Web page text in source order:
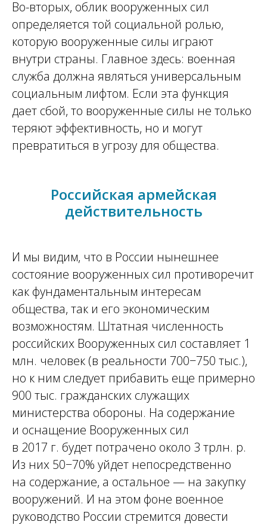
Во-вторых, облик вооруженных сил
определяется той социальной ролью,
которую вооруженные силы играют
внутри страны. Главное здесь: военная
служба должна являться универсальным
социальным лифтом. Если эта функция
дает сбой, то вооруженные силы не только
теряют эффективность, но и могут
превратиться в угрозу для общества.
Российская армейская
действительность
И мы видим, что в России нынешнее
состояние вооруженных сил противоречит
как фундаментальным интересам
общества, так и его экономическим
возможностям. Штатная численность
российских Вооруженных сил составляет 1
млн. человек (в реальности 700−750 тыс.),
но к ним следует прибавить еще примерно
900 тыс. гражданских служащих
министерства обороны. На содержание
и оснащение Вооруженных сил
в 2017 г. будет потрачено около 3 трлн. р.
Из них 50−70% уйдет непосредственно
на содержание, а остальное — на закупку
вооружений. И на этом фоне военное
руководство России стремится довести